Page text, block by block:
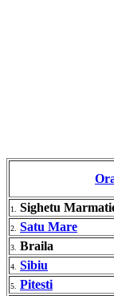
1. Sighetu
2. Satu Mare
3. Braila
4. Sibiu
5. Pitesti